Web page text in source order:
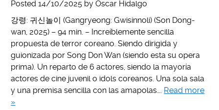
Posted14/10/2025 byOscar Hidalgo
강령: 귀신놀이 (Gangryeong: Gwisinnoli) (Son Dong-
wan, 2025) – 94 min. – Increíblemente sencilla
propuesta de terror coreano. Siendo dirigida y
guionizada por Song Don Wan (siendo esta su opera
prima). Un reparto de 6 actores, siendo la mayoría
actores de cine juvenil o idols coreanos. Una sola sala
y una premisa sencilla con las amapolas…. Read more
»